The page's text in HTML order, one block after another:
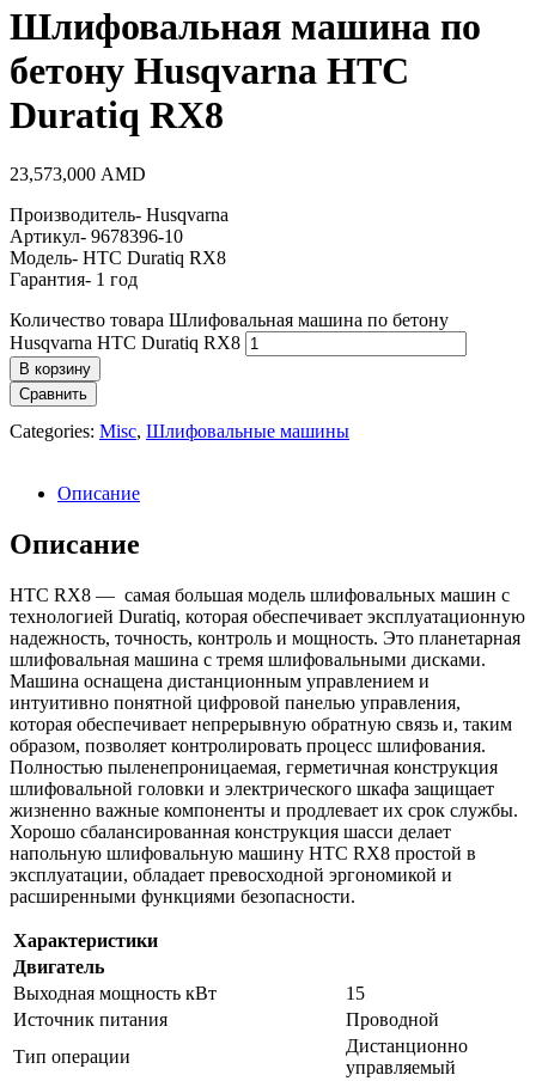
Шлифовальная машина по
бетону Husqvarna HTC
Duratiq RX8
23,573,000 AMD
Производитель- Husqvarna
Артикул- 9678396-10
Модель- HTC Duratiq RX8
Гарантия- 1 год
Количество товара Шлифовальная машина по бетону
Husqvarna HTC Duratiq RX8
В корзину
Сравнить
Categories: Misc, Шлифовальные машины
Описание
Описание
HTC RX8 — самая большая модель шлифовальных машин с
технологией Duratiq, которая обеспечивает эксплуатационную
надежность, точность, контроль и мощность. Это планетарная
шлифовальная машина с тремя шлифовальными дисками.
Машина оснащена дистанционным управлением и
интуитивно понятной цифровой панелью управления,
которая обеспечивает непрерывную обратную связь и, таким
образом, позволяет контролировать процесс шлифования.
Полностью пыленепроницаемая, герметичная конструкция
шлифовальной головки и электрического шкафа защищает
жизненно важные компоненты и продлевает их срок службы.
Хорошо сбалансированная конструкция шасси делает
напольную шлифовальную машину HTC RX8 простой в
эксплуатации, обладает превосходной эргономикой и
расширенными функциями безопасности.
Характеристики
Двигатель
Выходная мощность кВт
15
Источник питания
Проводной
Тип операции
Дистанционно
управляемый